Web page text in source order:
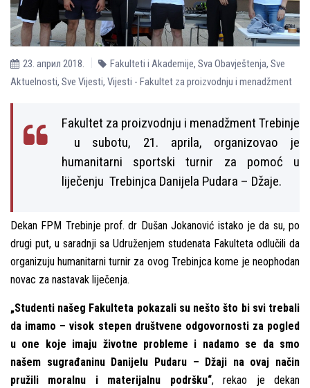
23. април 2018. Fakulteti i Akademije, Sva Obavještenja, Sve
Aktuelnosti, Sve Vijesti, Vijesti - Fakultet za proizvodnju i menadžment
Fakultet za proizvodnju i menadžment Trebinje
u subotu, 21. aprila, organizovao je
humanitarni sportski turnir za pomoć u
liječenju Trebinjca Danijela Pudara – Džaje.
Dekan FPM Trebinje prof. dr Dušan Jokanović istako je da su, po
drugi put, u saradnji sa Udruženjem studenata Fakulteta odlučili da
organizuju humanitarni turnir za ovog Trebinjca kome je neophodan
novac za nastavak liječenja.
„Studenti našeg Fakulteta pokazali su nešto što bi svi trebali
da imamo – visok stepen društvene odgovornosti za pogled
u one koje imaju životne probleme i nadamo se da smo
našem sugrađaninu Danijelu Pudaru – Džaji na ovaj način
pružili moralnu i materijalnu podršku“, rekao je dekan